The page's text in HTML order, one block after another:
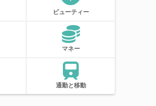
ビューティー
マネー
通勤と移動